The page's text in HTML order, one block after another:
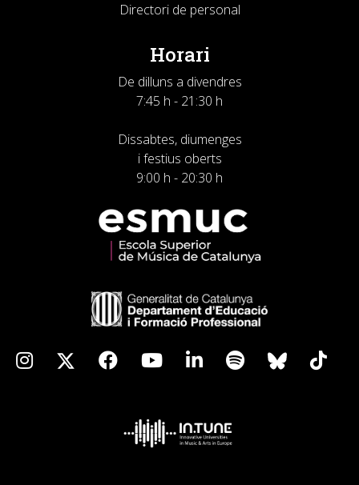
Directori de personal
Horari
De dilluns a divendres
7:45 h - 21:30 h
Dissabtes, diumenges
i festius oberts
9:00 h - 20:30 h